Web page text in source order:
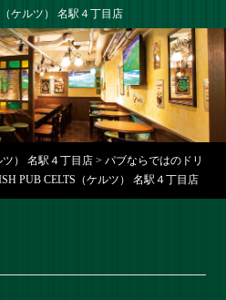
ケルツ） 名駅４丁目店
ツ） 名駅４丁目店 >パブならではのドリ
PUB CELTS（ケルツ） 名駅４丁目店